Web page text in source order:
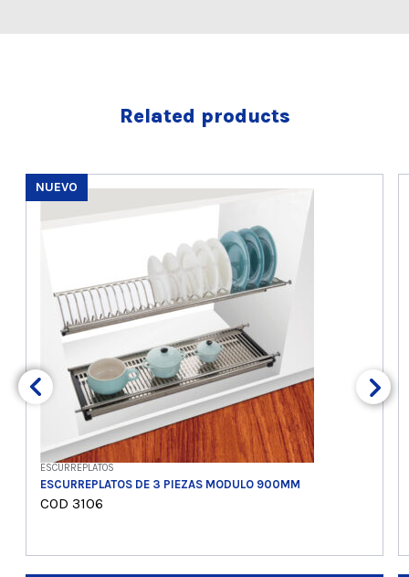
Related products
NUEVO
ESCURREPLATOS
ESCURREPLATOS DE 3 PIEZAS MODULO 900MM
COD 3106